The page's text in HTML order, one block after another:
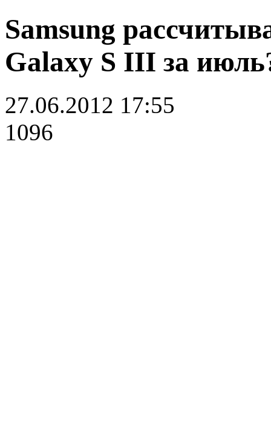
Samsung
Galaxy S III за
27.06.2012 17:55
1096